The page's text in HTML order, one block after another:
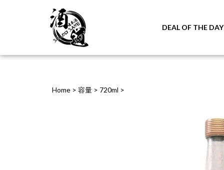
DEAL OF THE DAY
Home > 容量 > 720ml >